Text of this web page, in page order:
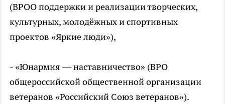
(ВРОО поддержки и реализации творческих,
культурных, молодёжных и спортивных
проектов «Яркие люди»),
- «Юнармия — наставничество» (ВРО
общероссийской общественной организации
ветеранов «Российский Союз ветеранов»).